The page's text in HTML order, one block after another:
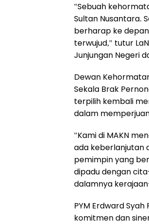
"Sebuah
Sultan Nusantara.
berharap ke
terwujud," tutur
Junjungan Negeri
Dewan
Sekala Brak
terpilih kembali
dalam
"Kami di MAKN
ada keberlanjutan
pemimpin yang
dipadu dengan
dalamnya
PYM Erdward
komitmen dan